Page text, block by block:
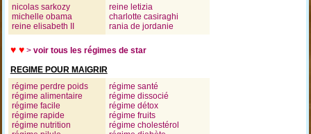
nicolas sarkozy
michelle obama
reine elisabeth II
reine letizia
charlotte casiraghi
rania de jordanie
♥ ♥> voir tous les régimes de star
REGIME POUR MAIGRIR
régime perdre poids
régime alimentaire
régime facile
régime rapide
régime nutrition
régime santé
régime dissocié
régime détox
régime fruits
régime cholestérol